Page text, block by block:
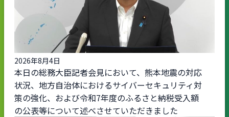
2026年8月4日
本日の総務大臣記者会見において、熊本地震の対応
状況、地方自治体におけるサイバーセキュリティ対
策の強化、および令和7年度のふるさと納税受入額
の公表等について述べさせていただきました